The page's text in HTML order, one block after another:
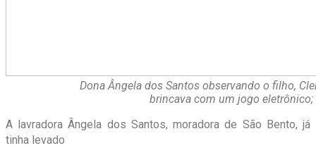
Dona Ângela dos Santos observando o filho,
brincava com um jogo eletrônico;
A lavradora Ângela dos Santos, moradora de São Bento, já
tinha levado